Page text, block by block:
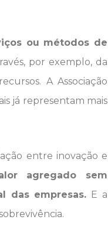
ou métodos de
por exemplo, da
A Associação
já representam mais
entre inovação e
agregado sem
das empresas. E a